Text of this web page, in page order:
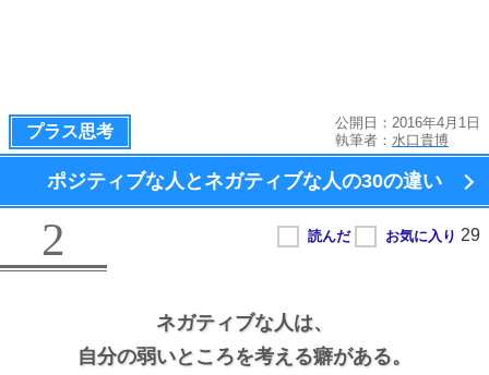
プラス思考
公開日：2016年4月1日
執筆者： 水口貴博
ポジティブな人とネガティブな人の30の違い
2
ネガティブな人は、
自分の弱いところを考える癖がある。